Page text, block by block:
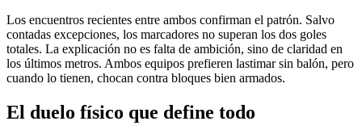
Los encuentros recientes entre ambos confirman el patrón. Salvo
contadas excepciones, los marcadores no superan los dos goles
totales. La explicación no es falta de ambición, sino de claridad en
los últimos metros. Ambos equipos prefieren lastimar sin balón, pero
cuando lo tienen, chocan contra bloques bien armados.
El duelo físico que define todo